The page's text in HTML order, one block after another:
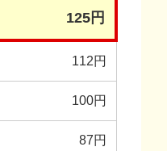
125円
112円
100円
87円